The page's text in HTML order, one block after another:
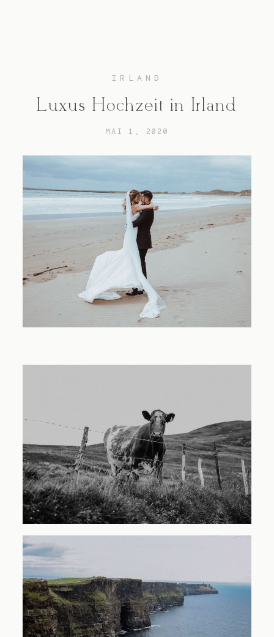
Hochzeitsfotograf Hamburg
Reportagen
Preise
Kontakt
IRLAND
Luxus Hochzeit in Irland
MAI 1, 2020